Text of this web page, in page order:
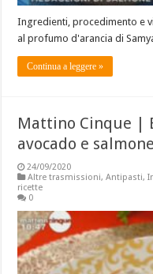
Ingredienti, procedimento e
al profumo d'arancia di
Continua a leggere »
Mattino Cinque |
avocado e
24/09/2020
Altre trasmissioni,Antipasti,
ricette
0